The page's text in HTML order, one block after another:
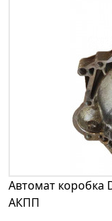
Автомат коробка
АКПП